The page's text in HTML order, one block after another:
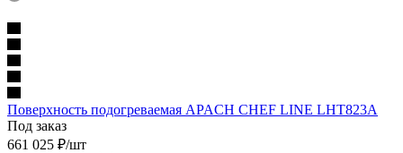
Поверхность подогреваемая APACH CHEF LINE LHT823A
Под заказ
661 025 ₽/шт